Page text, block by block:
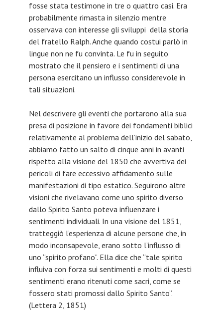
fosse stata testimone in tre o quattro casi. Era
probabilmente rimasta in silenzio mentre
osservava con interesse gli sviluppi della storia
del fratello Ralph. Anche quando costui parlò in
lingue non ne fu convinta. Le fu in seguito
mostrato che il pensiero e i sentimenti di una
persona esercitano un influsso considerevole in
tali situazioni.
Nel descrivere gli eventi che portarono alla sua
presa di posizione in favore dei fondamenti biblici
relativamente al problema dell’inizio del sabato,
abbiamo fatto un salto di cinque anni in avanti
rispetto alla visione del 1850 che avvertiva dei
pericoli di fare eccessivo affidamento sulle
manifestazioni di tipo estatico. Seguirono altre
visioni che rivelavano come uno spirito diverso
dallo Spirito Santo poteva influenzare i
sentimenti individuali. In una visione del 1851,
tratteggiò l’esperienza di alcune persone che, in
modo inconsapevole, erano sotto l’influsso di
uno “spirito profano”. Ella dice che “tale spirito
influiva con forza sui sentimenti e molti di questi
sentimenti erano ritenuti come sacri, come se
fossero stati promossi dallo Spirito Santo”.
(Lettera 2, 1851)